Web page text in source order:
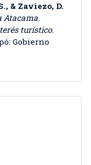
& Zaviezo, D.
Atacama.
turístico.
Gobierno